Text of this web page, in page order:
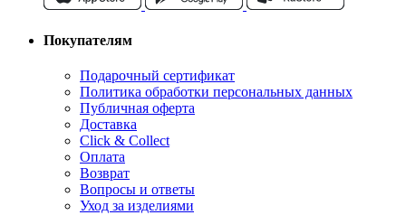
Покупателям
Подарочный сертификат
Политика обработки персональных данных
Публичная оферта
Доставка
Click & Collect
Оплата
Возврат
Вопросы и ответы
Уход за изделиями